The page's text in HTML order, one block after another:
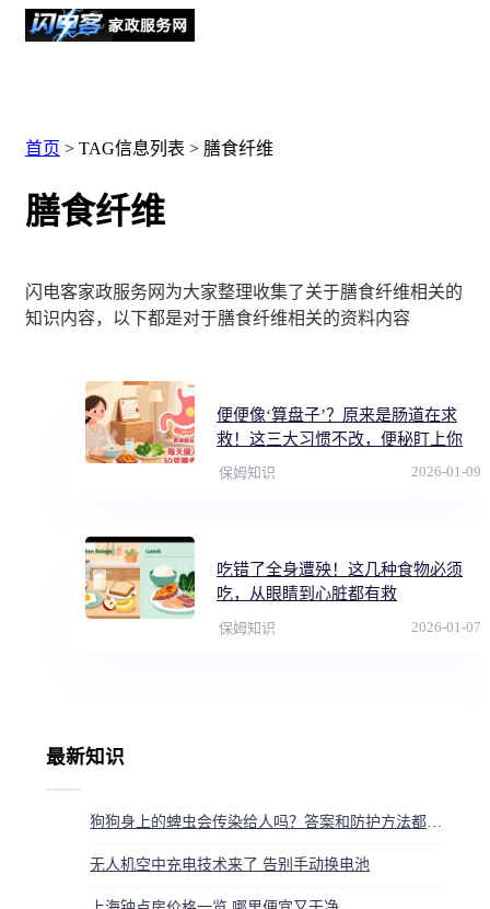
首页 > TAG信息列表 > 膳食纤维
膳食纤维
闪电客家政服务网为大家整理收集了关于膳食纤维相关的
知识内容，以下都是对于膳食纤维相关的资料内容
便便像‘算盘子’？原来是肠道在求
救！这三大习惯不改，便秘盯上你
保姆知识 2026-01-09
吃错了全身遭殃！这几种食物必须
吃，从眼睛到心脏都有救
保姆知识 2026-01-07
最新知识
狗狗身上的蜱虫会传染给人吗？答案和防护方法都在这
无人机空中充电技术来了 告别手动换电池